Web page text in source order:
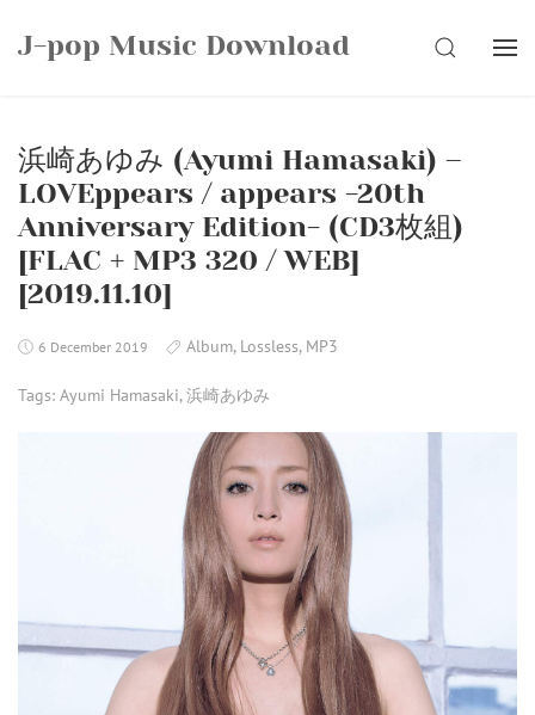
J-pop Music Download SEARCH
浜崎あゆみ (Ayumi Hamasaki) –
LOVEppears / appears -20th
Anniversary Edition- (CD3枚組)
[FLAC + MP3 320 / WEB]
[2019.11.10]
6 December 2019 Album, Lossless, MP3
Tags: Ayumi Hamasaki,浜崎あゆみ